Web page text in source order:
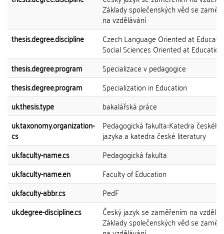
Základy společenských věd se
na vzdělávání
thesis.degree.discipline
Czech Language Oriented at
Social Sciences Oriented at Education
thesis.degree.program
Specializace v pedagogice
thesis.degree.program
Specialization in Education
uk.thesis.type
bakalářská práce
uk.taxonomy.organization-
cs
Pedagogická fakulta::Katedra českého
jazyka a katedra české literatury
uk.faculty-name.cs
Pedagogická fakulta
uk.faculty-name.en
Faculty of Education
uk.faculty-abbr.cs
PedF
uk.degree-discipline.cs
Český jazyk se zaměřením na
Základy společenských věd se